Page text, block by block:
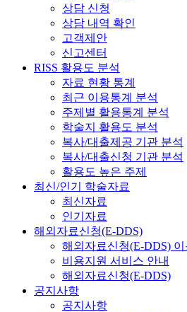
상담 신청
상담 내역 확인
고객제안
신고센터
RISS 활용도 분석
자료 현황 통계
최근 이용통계 분석
주제별 활용통계 분석
학술지 활용도 분석
복사/대출제공 기관 분석
복사/대출신청 기관 분석
활용도 높은 주제
최신/인기 학술자료
최신자료
인기자료
해외자료신청(E-DDS)
해외자료신청(E-DDS) 이
비용지원 서비스 안내
해외자료신청(E-DDS)
공지사항
공지사항